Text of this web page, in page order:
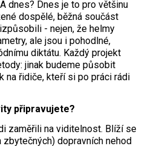
dnes? Dnes je to pro většinu
dospělé, běžná součást
- nejen, že helmy
ale jsou i pohodlné,
diktátu. Každý projekt
jinak budeme působit
na řidiče, kteří si po práci rádi
připravujete?
zaměřili na viditelnost. Blíží se
dopravních nehod